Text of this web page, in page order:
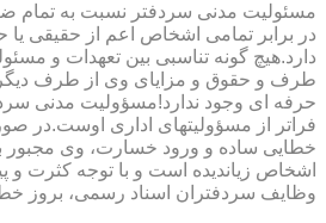
مسئولیت مدنی سردفتر نسبت به تمام
در برابر تمامی اشخاص اعم از حقیقی
دارد.هیچ گونه تناسبی بین تعهدات و
طرف و حقوق و مزایای وی از طرف
حرفه ای وجود ندارد!مسؤولیت مدنی
فراتر از مسؤولیتهای اداری اوست.در
خطایی ساده و ورود خسارت، وی مجبور
اشخاص زیاندیده است و با توجه کثرت و
وظایف سردفتران اسناد رسمی، بروز